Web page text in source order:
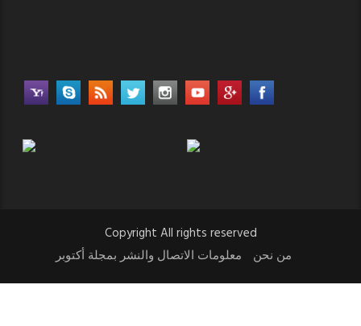
Copyright All rights reserved
من نحن
معلومات الاتصال والنشر بمجلة أكتوبر